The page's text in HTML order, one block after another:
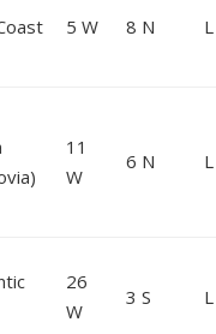
5 W 8 N L
11
W
6 N L
26
W
3 S L